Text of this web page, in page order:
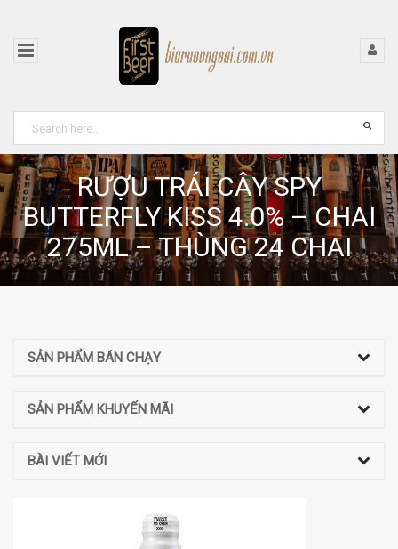
RƯỢU TRÁI CÂY SPY
BUTTERFLY KISS 4.0% – CHAI
275ML – THÙNG 24 CHAI
SẢN PHẨM BÁN CHẠY
SẢN PHẨM KHUYẾN MÃI
BÀI VIẾT MỚI